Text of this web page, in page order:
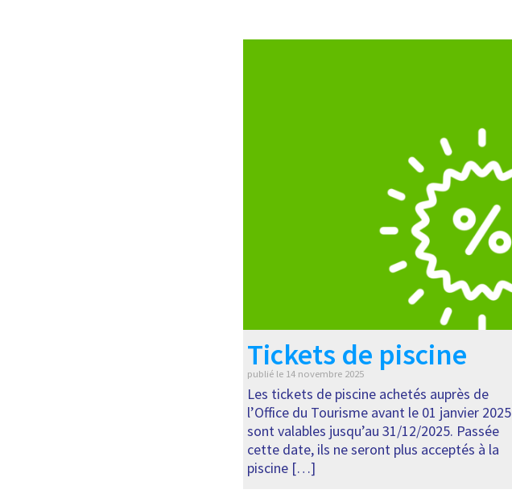
Tickets de piscine
publié le 14 novembre 2025
Les tickets de piscine achetés auprès de
l’Office du Tourisme avant le 01 janvier 2025
sont valables jusqu’au 31/12/2025. Passée
cette date, ils ne seront plus acceptés à la
piscine […]